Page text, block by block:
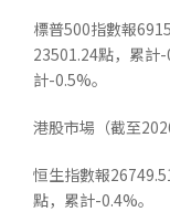
標普500指數報
23501.24點，累計
計-0.5%。
港股市場（截至
恒生指數報
點，累計-0.4%。